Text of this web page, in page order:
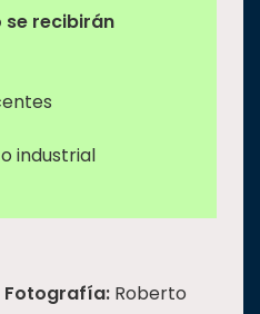
se recibirán
industrial
Fotografía: Roberto